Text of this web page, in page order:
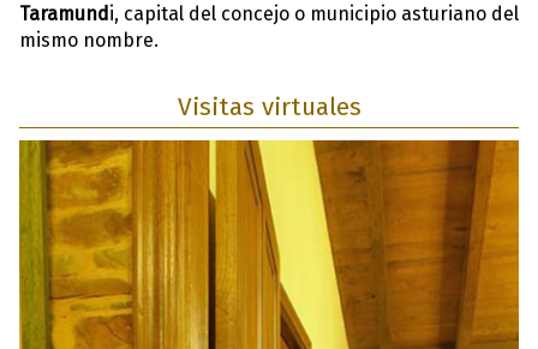
Taramund i, capital del concejo o municipio asturiano del
mismo nombre.
Visitas virtuales